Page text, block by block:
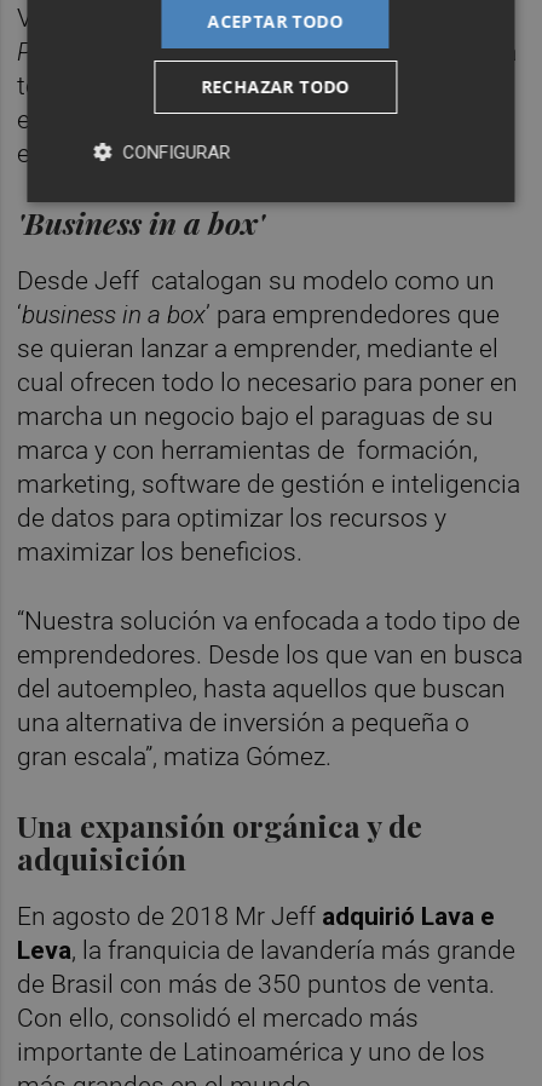
VP de
Marco Aldanyy cofundador de
Pressto.
No obstante, la empresa también ha
tenido que estrecharse el cinturón durante
estos meses y reducir su número de
empleados a 400.
'Business in a box'
Desde Jeff catalogan su modelo como un
‘business in a box’ para emprendedores que
se quieran lanzar a emprender, mediante el
cual ofrecen todo lo necesario para poner en
marcha un negocio bajo el paraguas de su
marca y con herramientas de formación,
marketing, software de gestión e inteligencia
de datos para optimizar los recursos y
maximizar los beneficios.
“Nuestra solución va enfocada a todo tipo de
emprendedores. Desde los que van en busca
del autoempleo, hasta aquellos que buscan
una alternativa de inversión a pequeña o
gran escala”, matiza Gómez.
Una expansión orgánica y de
adquisición
En agosto de 2018 Mr Jeff adquirió Lava e
Leva, la franquicia de lavandería más grande
de Brasil con más de 350 puntos de venta.
Con ello, consolidó el mercado más
importante de Latinoamérica y uno de los
ACEPTAR TODO
RECHAZAR TODO
CONFIGURAR